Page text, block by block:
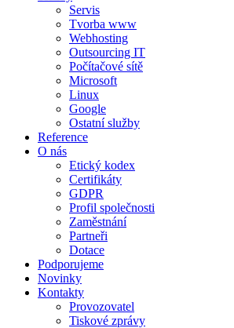
Servis
Tvorba www
Webhosting
Outsourcing IT
Počítačové sítě
Microsoft
Linux
Google
Ostatní služby
Reference
O nás
Etický kodex
Certifikáty
GDPR
Profil společnosti
Zaměstnání
Partneři
Dotace
Podporujeme
Novinky
Kontakty
Provozovatel
Tiskové zprávy